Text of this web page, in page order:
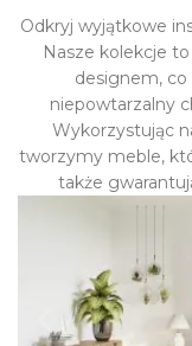
Odkryj wyjątkowe
Nasze kolekcje
designem, co
niepowtarzalny
Wykorzystując
tworzymy meble,
także